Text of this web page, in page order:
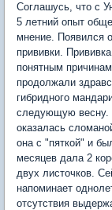
Соглашусь, что с
5 летний опыт
мнение. Появился
прививки.
понятным
продолжали
гибридного
следующую весну.
оказалась
она с "пяткой" и
месяцев дала 2
двух листочков.
напоминает
отсутствия